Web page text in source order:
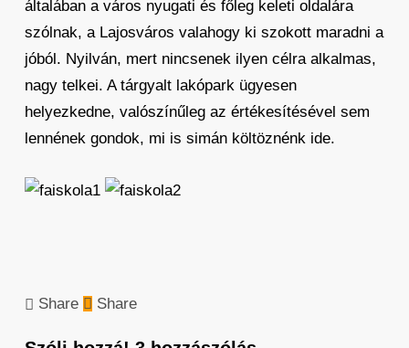
általában a város nyugati és főleg keleti oldalára
szólnak, a Lajosváros valahogy ki szokott maradni a
jóból. Nyilván, mert nincsenek ilyen célra alkalmas,
nagy telkei. A tárgyalt lakópark ügyesen
helyezkedne, valószínűleg az értékesítésével sem
lennének gondok, mi is simán költöznénk ide.
Share Share